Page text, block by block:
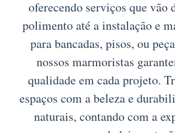
oferecendo serviços que vão
polimento até a instalação e
para bancadas, pisos, ou
nossos marmoristas
qualidade em cada projeto.
espaços com a beleza e
naturais, contando com a